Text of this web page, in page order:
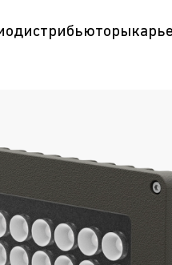
дистрибьюторы